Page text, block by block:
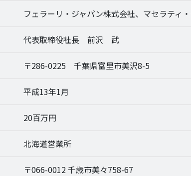
フェラーリ・ジャパン株式会社、マセラティ
代表取締役社長 前沢 武
〒286-0225 千葉県富里市美沢8-5
平成13年1月
20百万円
北海道営業所
〒066-0012 千歳市美々758-67